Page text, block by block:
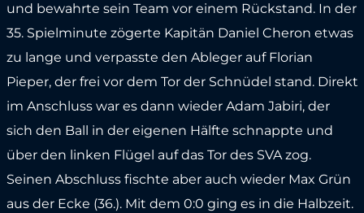
und bewahrte sein Team vor einem Rückstand. In der
35. Spielminute zögerte Kapitän Daniel Cheron etwas
zu lange und verpasste den Ableger auf Florian
Pieper, der frei vor dem Tor der Schnüdel stand. Direkt
im Anschluss war es dann wieder Adam Jabiri, der
sich den Ball in der eigenen Hälfte schnappte und
über den linken Flügel auf das Tor des SVA zog.
Seinen Abschluss fischte aber auch wieder Max Grün
aus der Ecke (36.). Mit dem 0:0 ging es in die Halbzeit.